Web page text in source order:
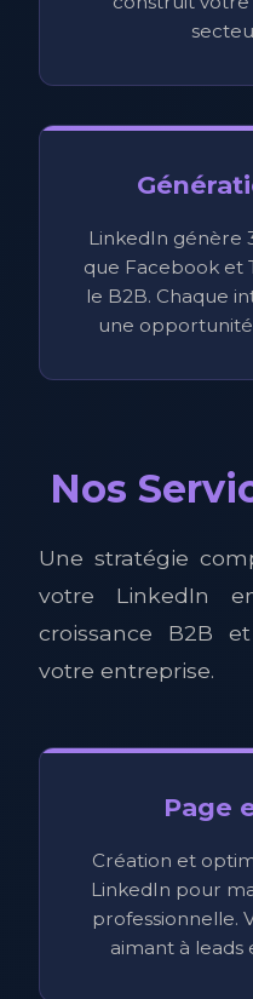
LinkedIn génère
que Facebook et
le B2B. Chaque
une
Nos
Une stratégie
votre LinkedIn
croissance B2B
votre entreprise.
Page
Création et
LinkedIn pour
professionnelle.
aimant à leads